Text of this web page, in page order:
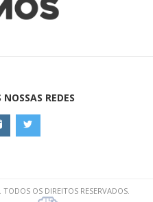
REDES
OS DIREITOS RESERVADOS.